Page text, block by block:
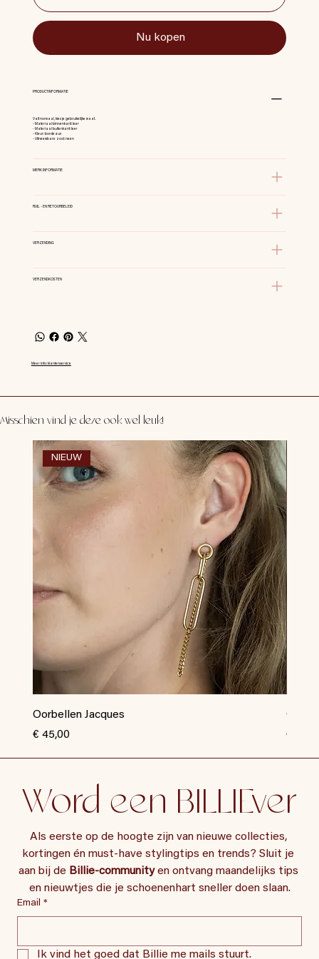
Nu kopen
PRODUCTINFORMATIE
Valt normaal, kies je gebruikelijke maat.
- Materiaal binnenkant: leer
- Materiaal buitenkant: leer
- Kleur: bordeaux
- Uitneembare zool: neen
MERK INFORMATIE
RUIL - EN RETOURBELEID
VERZENDING
VERZENDKOSTEN
Meer info: klantenservice
Misschien vind je deze ook wel leuk!
NIEUW
Oorbellen Jacques
Prijs
€ 45,00
Prijs
€
Word een BILLIEver
Als eerste op de hoogte zijn van nieuwe collecties,
kortingen én must-have stylingtips en trends? Sluit je
aan bij de Billie-community en ontvang maandelijks tips
en nieuwtjes die je schoenenhart sneller doen slaan.
Email *
Ik vind het goed dat Billie me mails stuurt.